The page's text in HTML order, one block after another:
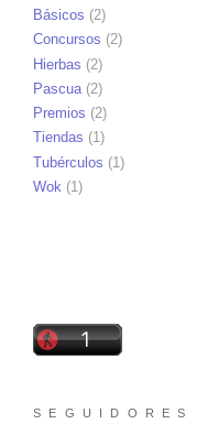
Básicos (2)
Concursos (2)
Hierbas (2)
Pascua (2)
Premios (2)
Tiendas (1)
Tubérculos (1)
Wok (1)
S E G U I D O R E S